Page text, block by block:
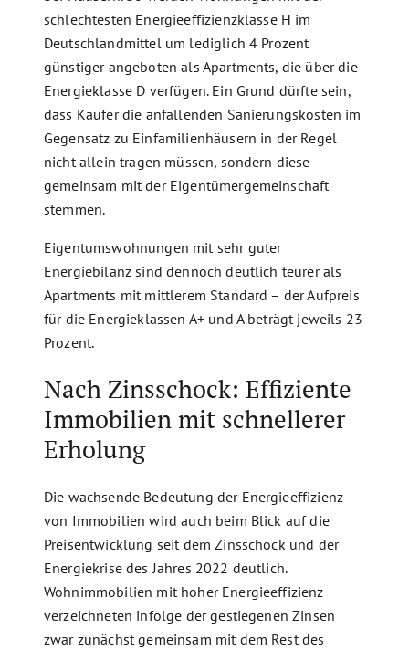
schlechtesten Energieeffizienzklasse H im
Deutschlandmittel um lediglich 4 Prozent
günstiger angeboten als Apartments, die über die
Energieklasse D verfügen. Ein Grund dürfte sein,
dass Käufer die anfallenden Sanierungskosten im
Gegensatz zu Einfamilienhäusern in der Regel
nicht allein tragen müssen, sondern diese
gemeinsam mit der Eigentümergemeinschaft
stemmen.
Eigentumswohnungen mit sehr guter
Energiebilanz sind dennoch deutlich teurer als
Apartments mit mittlerem Standard – der Aufpreis
für die Energieklassen A+ und A beträgt jeweils 23
Prozent.
Nach Zinsschock: Effiziente
Immobilien mit schnellerer
Erholung
Die wachsende Bedeutung der Energieeffizienz
von Immobilien wird auch beim Blick auf die
Preisentwicklung seit dem Zinsschock und der
Energiekrise des Jahres 2022 deutlich.
Wohnimmobilien mit hoher Energieeffizienz
verzeichneten infolge der gestiegenen Zinsen
zwar zunächst gemeinsam mit dem Rest des